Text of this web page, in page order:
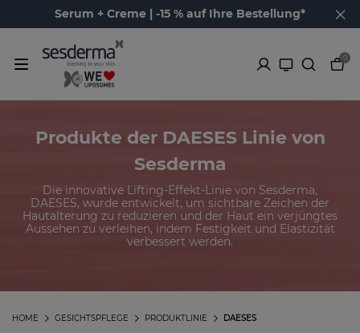
Serum + Creme | -15 % auf Ihre Bestellung*
0
Produkte der DAESES Linie von
Sesderma
Die innovative Lifting-Effekt-Linie von Sesderma,
DAESES, wurde entwickelt, um sichtbare Zeichen der
Hautalterung zu reduzieren und der Haut ein verjüngtes
Aussehen zu verleihen, indem Festigkeit und Elastizität
verbessert werden.
DAESES
PRODUKTLINIE
GESICHTSPFLEGE
HOME